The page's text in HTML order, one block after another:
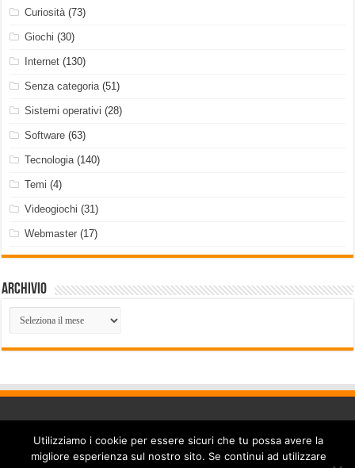
Curiosità(73)
Giochi (30)
Internet (130)
Senza categoria(51)
Sistemi operativi (28)
Software (63)
Tecnologia(140)
Temi (4)
Videogiochi (31)
Webmaster (17)
Archivio
Archivio
Powered by WordPress Cookie Policy
Utilizziamo i cookie per essere sicuri che tu possa avere la
migliore esperienza sul nostro sito. Se continui ad utilizzare